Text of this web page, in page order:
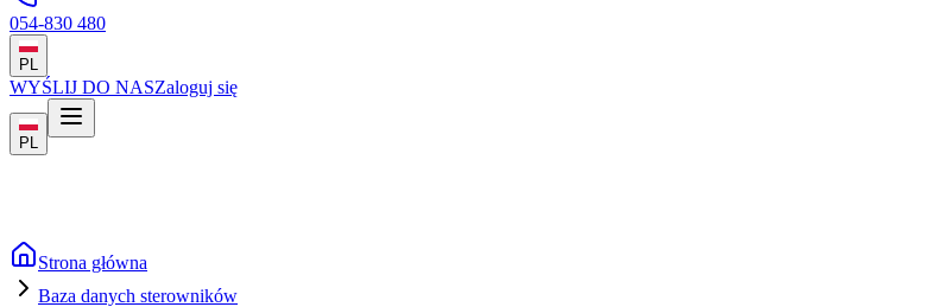
054-830 480
PL
WYŚLIJ DO NASZaloguj się
PL
Strona główna
Baza danych sterowników